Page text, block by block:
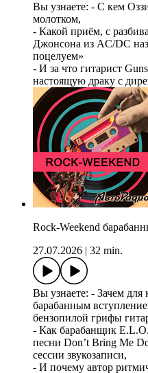
Вы узнаете: - С кем
молотком,
- Какой приём, с
Джонсона из AC/DC
поцелуем»
- И за что гитарист
настоящую драку с
Rock-Weekend
27.07.2026
32 min.
Вы узнаете: - Зачем
барабанным
бензопилой грифы
- Как барабанщик
песни Don’t Bring Me
сессии звукозаписи,
- И почему автор